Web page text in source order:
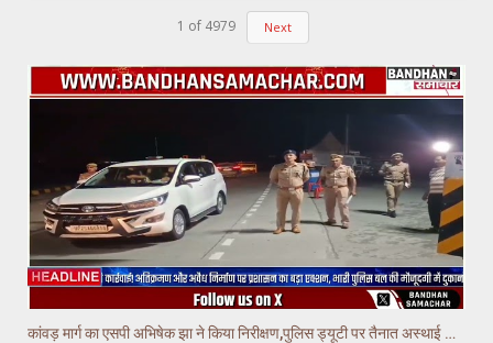
1 of 4979 Next
कांवड़ मार्ग का एसपी अभिषेक झा ने किया निरीक्षण,पुलिस ड्यूटी पर तैनात अस्थाई चौकियो का किया निरीक्षण